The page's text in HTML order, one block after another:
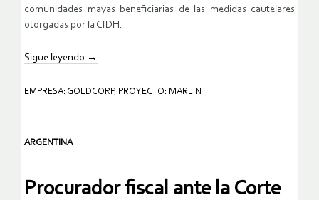
comunidades mayas beneficiarias de las medidas cautelares
otorgadas por la CIDH.
Sigue leyendo →
EMPRESA: GOLDCORP, PROYECTO: MARLIN
ARGENTINA
Procurador fiscal ante la Corte